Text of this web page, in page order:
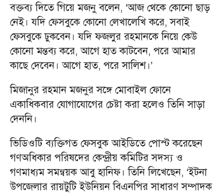
বক্তব্য দিতে গিয়ে মজনু বলেন, ‘আজ থেকে কোনো ছাড়
নেই। যদি ফেসবুকে কোনো লেখালেখি করে, সবাই
ফেসবুকে ঢুকবেন। যদি ফজলুর রহমানকে নিয়ে কেউ
কোনো মন্তব্য করে, আগে হাত কাটবেন, পরে আমার
কাছে দেবেন। আগে হাত, পরে সালিশ।’
মিজানুর রহমান মজনুর সঙ্গে মোবাইল ফোনে
একাধিকবার যোগাযোগের চেষ্টা করা হলেও তিনি সাড়া
দেননি।
ভিডিওটি ব্যক্তিগত ফেসবুক আইডিতে পোস্ট করেছেন
গণঅধিকার পরিষদের কেন্দ্রীয় কমিটির সদস্য ও
গণমাধ্যম সমন্বয়ক আবু হানিফ। তিনি লিখেছেন, ‘ইটনা
উপজেলার রায়টুটি ইউনিয়ন বিএনপির সাধারণ সম্পাদক